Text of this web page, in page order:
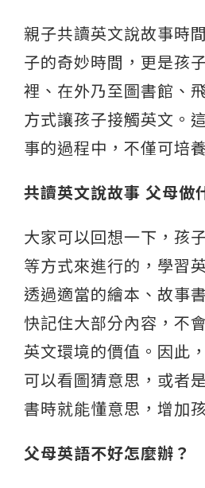
親子共讀英文說故事時
子的奇妙時間，更是孩
裡、在外乃至圖書館、
方式讓孩子接觸英文。
事的過程中，不僅可培
共讀英文說故事 父母做
大家可以回想一下，孩
等方式來進行的，學習
透過適當的繪本、故事
快記住大部分內容，不
英文環境的價值。因此
可以看圖猜意思，或者
書時就能懂意思，增加
父母英語不好怎麼辦？